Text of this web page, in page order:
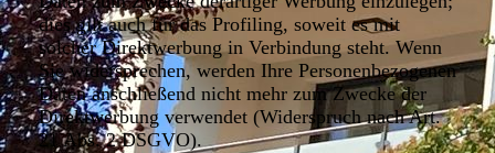
dies gilt auch für das Profiling, soweit es mit
solcher Direktwerbung in Verbindung steht. Wenn
Sie widersprechen, werden Ihre Personenbezogenen
Daten anschließend nicht mehr zum Zwecke der
Direktwerbung verwendet (Widerspruch nach Art.
21 Abs. 2 DSGVO).